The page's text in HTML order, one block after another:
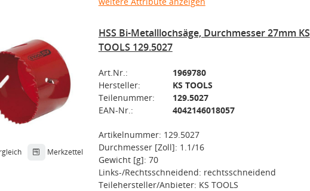
Merkzettel
HSS Bi-Metalllochsäge, Durchmesser 27mm KS
TOOLS 129.5027
Art.Nr.:
1969780
Hersteller:
KS TOOLS
Teilenummer:
129.5027
EAN-Nr.:
4042146018057
Artikelnummer: 129.5027
Durchmesser [Zoll]: 1.1/16
Gewicht [g]: 70
Links-/Rechtsschneidend: rechtsschneidend
Teilehersteller/Anbieter: KS TOOLS